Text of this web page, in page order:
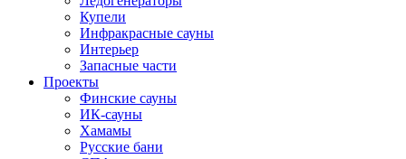
Купели
Инфракрасные сауны
Интерьер
Запасные части
Проекты
Финские сауны
ИК-сауны
Хамамы
Русские бани